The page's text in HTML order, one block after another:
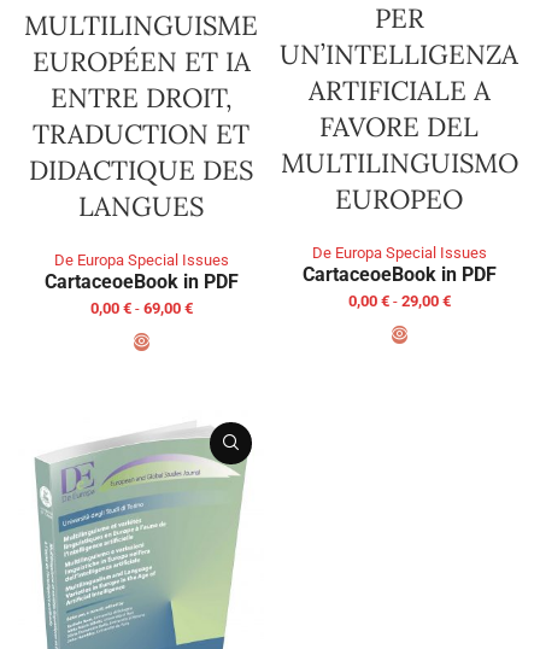
MULTILINGUISME
EUROPÉEN ET IA
ENTRE DROIT,
TRADUCTION ET
DIDACTIQUE DES
LANGUES
De Europa Special Issues
CartaceoeBook in PDF
0,00 € - 69,00 €
PER
UN’INTELLIGENZA
ARTIFICIALE A
FAVORE DEL
MULTILINGUISMO
EUROPEO
De Europa Special Issues
CartaceoeBook in PDF
0,00 € - 29,00 €